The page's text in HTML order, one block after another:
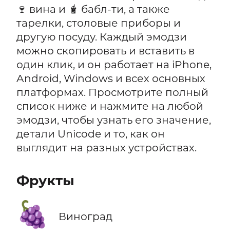
🍷 вина и 🧋 бабл-ти, а также
тарелки, столовые приборы и
другую посуду. Каждый эмодзи
можно скопировать и вставить в
один клик, и он работает на iPhone,
Android, Windows и всех основных
платформах. Просмотрите полный
список ниже и нажмите на любой
эмодзи, чтобы узнать его значение,
детали Unicode и то, как он
выглядит на разных устройствах.
Фрукты
🍇 Виноград